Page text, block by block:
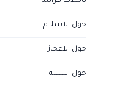
حول الاسلام
حول الاعجاز
حول السنة